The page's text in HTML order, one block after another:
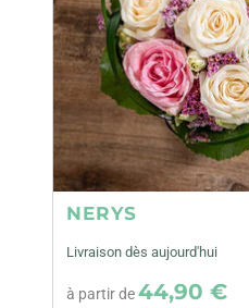
NERYS
Livraison dès aujourd'hui
à partir de44,90 €